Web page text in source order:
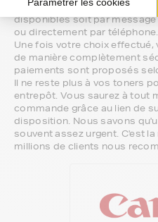
meilleur choix ou sur
disponibles soit par
ou directement par téléphone.
Une fois votre choix
de manière complètement
paiements sont proposés
Il ne reste plus à vos toners
entrepôt. Vous saurez à tout
commande grâce au lien de
disposition. Nous savons
souvent assez urgent. C'est
millions de clients nous